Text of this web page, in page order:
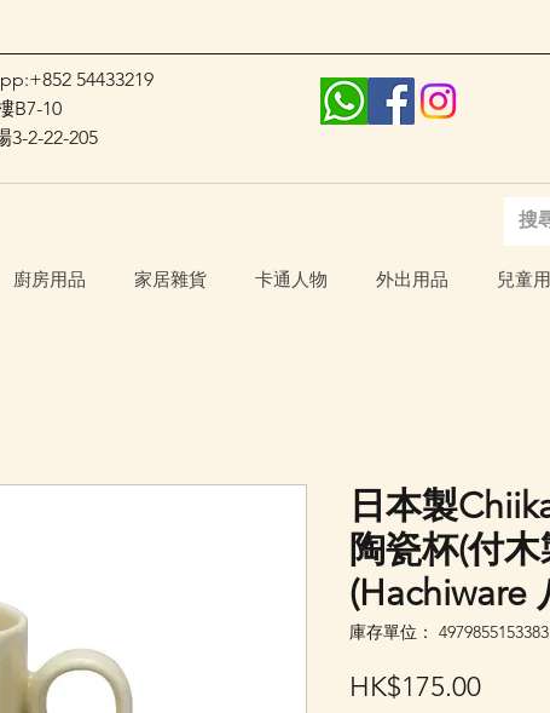
54433219
B7-10
3-2-22-205
廚房用品 家居雜貨 卡通人物 外出用品 兒童
日本製
陶瓷杯(付
(Hachiware
庫存單位： 4979855153383
HK$175.00價